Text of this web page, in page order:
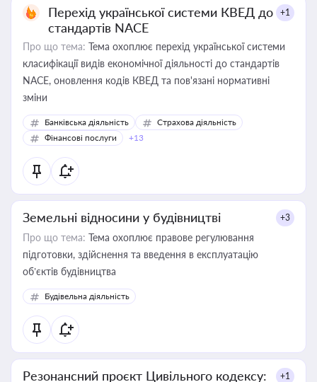
Перехід української системи КВЕД до
стандартів NACE
+1
Про що тема: Тема охоплює перехід української системи
класифікації видів економічної діяльності до стандартів
NACE, оновлення кодів КВЕД та пов'язані нормативні
зміни
Банківська діяльність
Страхова діяльність
Фінансові послуги
+13
Земельні відносини у будівництві +3
Про що тема: Тема охоплює правове регулювання
підготовки, здійснення та введення в експлуатацію
об’єктів будівництва
Будівельна діяльність
Резонансний проєкт Цивільного кодексу:
+1